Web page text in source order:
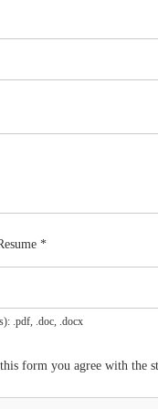
*
.pdf, .doc, .docx
form you agree with the